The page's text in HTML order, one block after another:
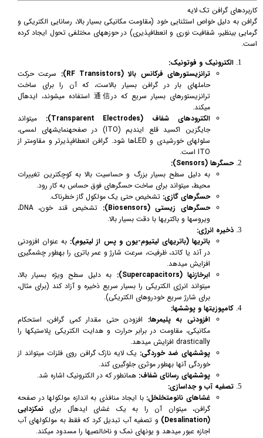
کاربردهای گرافن تک لایه
گرافن به دلیل خواص استثنایی خود (مقاومت مکانیکی بسیار بالا، رسانایی الکتریکی و
گرمایی بینظیر، شفافیت نوری و انعطافپذیری) در حوزههای مختلفی تحول ایجاد کرده
است.
الکترونیک و فوتونیک:
ترانزیستورهای فرکانس بالا (RF Transistors):
سرعت حرکت
حاملهای بار در گرافن بسیار بالاست، که آن را برای ساخت
ترانزیستورهای بسیار سریع که در通信 استفاده میشوند، ایدهآل
میکند.
الکترودهای شفاف (Transparent Electrodes):
میتواند
جایگزین اکسید قلع ایندیم (ITO) در صفحهنمایشهای لمسی،
سلولهای خورشیدی و LEDها شود. گرافن انعطافپذیرتر و مقاومتر از
ITO است.
حسگرها (Sensors):
به دلیل سطح بسیار بزرگ و حساسیت بالا به کوچکترین تغییرات
محیط، میتواند برای ساخت حسگرهای فوق حساس به کار رود.
حسگرهای گازی: تشخیص حتی یک مولکول گاز خطرناک.
حسگرهای زیستی (Biosensors):
تشخیص قند خون، DNA،
ویروسها و باکتریها با دقت بسیار بالا.
ذخیره انرژی:
باتریها (باتریهای لیتیوم-یون و پس از لیتیوم): به عنوان افزودنی
در آند یا کاتد، ظرفیت، سرعت شارژ و عمر باتری را بهطور چشمگیری
افزایش میدهد.
ابرخازنها (Supercapacitors):
به دلیل سطح ویژه بسیار بالا،
میتواند انرژی الکتریکی را بسیار سریع ذخیره و آزاد کند (برای مثال،
برای شارژ سریع خودروهای الکتریکی).
کامپوزیتها و پوششها:
افزودنی به پلیمرها: افزودن حتی مقدار کمی گرافن، استحکام
مکانیکی، مقاومت در برابر حرارت و هدایت الکتریکی پلاستیکها را
drastically افزایش میدهد.
پوششهای ضد خوردگی: یک لایه نازک گرافن روی فلزات میتواند از
خوردگی آنها بهطور موثری جلوگیری کند.
پوششهای رسانای شفاف: همانطور که در الکترونیک اشاره شد.
تصفیه آب و جداسازی:
غشاهای نانومتخلخل: با ایجاد منافذی به اندازه مولکولها در صفحه
گرافن، میتوان آن را به یک غشای ایدهآل برای نمکزدایی
(Desalination)
و تصفیه آب تبدیل کرد که فقط به مولکولهای آب
اجازه عبور میدهد و یونهای نمک و ناخالصیها را مسدود میکند.